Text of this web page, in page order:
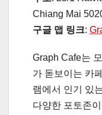
Chiang Mai
구글 맵 링크:
Graph Cafe는
가 돋보이는 카
램에서 인기 있
다양한 포토존